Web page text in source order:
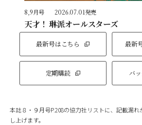
8,9月号 2026.07.01発売
天才！ 琳派オールスターズ
最新号はこちら 最新
定期購読 バ
本誌８・９月号P.208の協力社リストに、記載漏
し上げます。